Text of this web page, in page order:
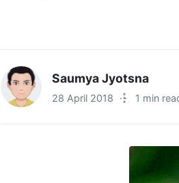
Saumya Jyotsna
28 April 2018 · 1 min